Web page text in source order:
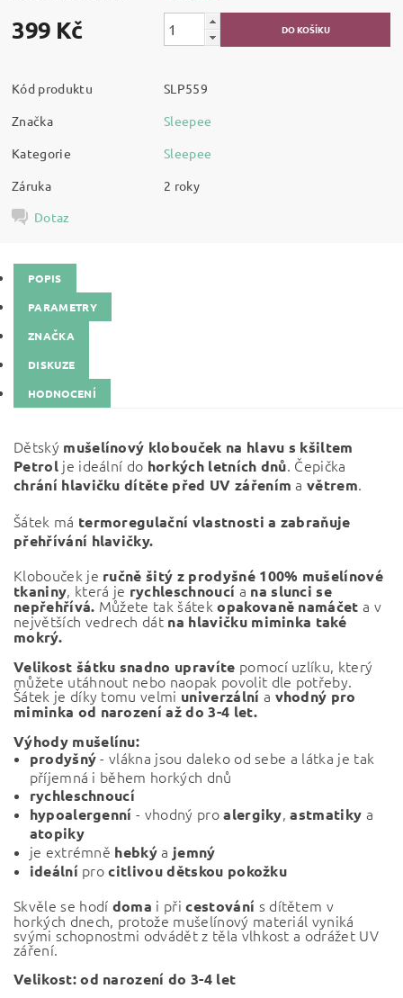
399 Kč
Kód produktu
SLP559
Značka
Sleepee
Kategorie
Sleepee
Záruka
2 roky
Dotaz
POPIS
PARAMETRY
ZNAČKA
DISKUZE
HODNOCENÍ
Dětský mušelínový klobouček na hlavu s kšiltem
Petrolje ideální do horkých letních dnů. Čepička
chrání hlavičku dítěte před UV zářením avětrem.
Šátek má termoregulační vlastnosti a zabraňuje
přehřívání hlavičky.
Klobouček je ručně šitý z prodyšné 100% mušelínové
tkaniny, která je rychleschnoucí a na slunci se
nepřehřívá. Můžete tak šátek opakovaně namáčet a v
největších vedrech dát na hlavičku miminka také
mokrý.
Velikost šátku snadno upravíte pomocí uzlíku, který
můžete utáhnout nebo naopak povolit dle potřeby.
Šátek je díky tomu velmi univerzální a vhodný pro
miminka od narození až do 3-4 let.
Výhody mušelínu:
prodyšný- vlákna jsou daleko od sebe a látka je tak
příjemná i během horkých dnů
rychleschnoucí
hypoalergenní - vhodný proalergiky,astmatiky a
atopiky
je extrémně hebkýa jemný
ideální procitlivou dětskou pokožku
Skvěle se hodí doma i přicestování s dítětem v
horkých dnech, protože mušelínový materiál vyniká
svými schopnostmi odvádět z těla vlhkost a odrážet UV
záření.
Velikost: od narození do 3-4 let